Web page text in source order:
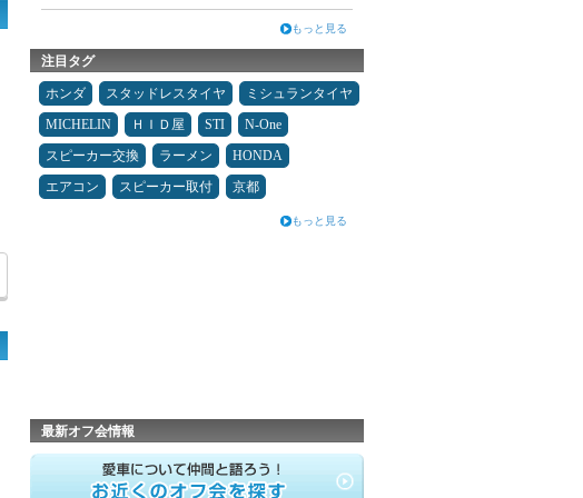
もっと見る
注目タグ
ホンダ スタッドレスタイヤ
ミシュランタイヤ
MICHELIN
ＨＩＤ屋 STI
N-One
スピーカー交換
ラーメン
HONDA
エアコン
スピーカー取付 京都
もっと見る
最新オフ会情報